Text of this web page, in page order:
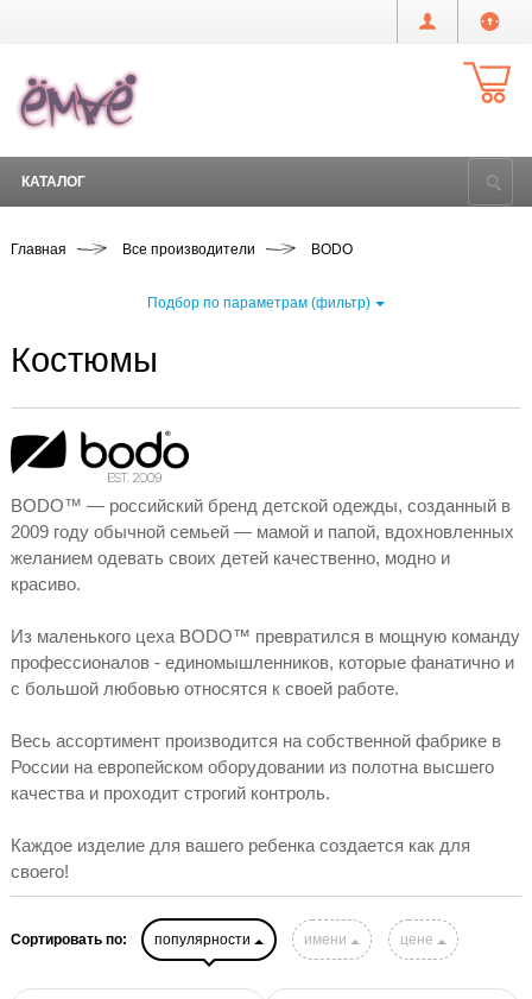
КАТАЛОГ
Главная Все производители BODO
Подбор по параметрам (фильтр)
Костюмы
BODO™ — российский бренд детской одежды, созданный в
2009 году обычной семьей — мамой и папой, вдохновленных
желанием одевать своих детей качественно, модно и
красиво.
Из маленького цеха BODO™ превратился в мощную команду
профессионалов - единомышленников, которые фанатично и
с большой любовью относятся к своей работе.
Весь ассортимент производится на собственной фабрике в
России на европейском оборудовании из полотна высшего
качества и проходит строгий контроль.
Каждое изделие для вашего ребенка создается как для
своего!
Сортировать по: популярности имени цене